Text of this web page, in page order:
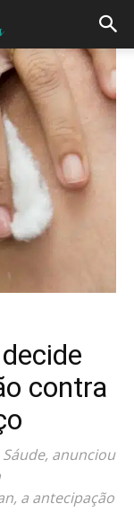
contra
anunciou
a antecipação